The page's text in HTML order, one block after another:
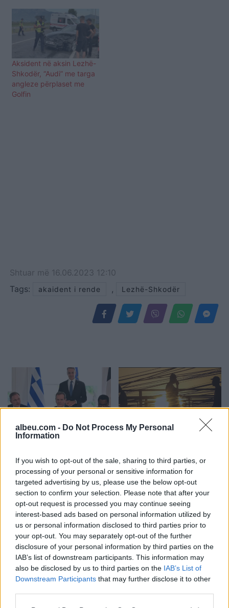
albeu.com - Do Not Process My Personal
Information
If you wish to opt-out of the sale, sharing to third parties, or
processing of your personal or sensitive information for
targeted advertising by us, please use the below opt-out
section to confirm your selection. Please note that after your
opt-out request is processed you may continue seeing
interest-based ads based on personal information utilized by
us or personal information disclosed to third parties prior to
your opt-out. You may separately opt-out of the further
disclosure of your personal information by third parties on the
IAB’s list of downstream participants. This information may
also be disclosed by us to third parties on the IAB’s List of
Downstream Participants that may further disclose it to other
Aksident në aksin Lezhë-
Shkodër, “Audi” me targa
angleze përplaset me
Golfin
Shtuar më 16.06.2023 12:10
Tags:
akaident i rende , Lezhë-Shkodër
Franca bëhet pjesë e
Qipro, marrëveshja
riformëson hartën
energjetike të Mesdheut
planetin deri në fund të
vitit, do sjellë tronditje
ekonomike botërore, mot
ekstrem dhe rritje të
çmimeve të ushqimeve
Sulmohet në Odesa anija
e ngarkuar me grurë,
humb jetën një pjesëtar i
Trump kundër
raportimeve për
pakësimin e raketave